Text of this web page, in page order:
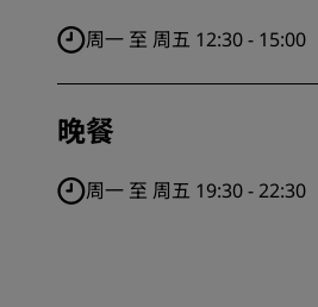
周一 至 周五 12:30 - 15:00
晚餐
周一 至 周五 19:30 - 22:30